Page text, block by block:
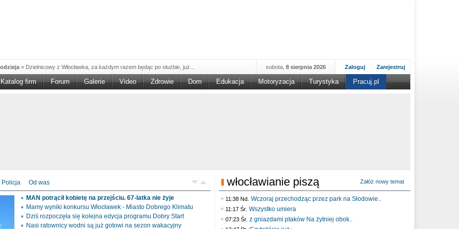
» Dzielnicowy z Włocławka, za każdym razem będąc po służbie, już...
w NGO'»Ruszył nabór w konkursie „Wsparcie Organizacji Wolontariatu w NGO –
» Od czerwca rozpoczął się nowy okres świadczeniowy 800 plus, który
» Policjanci ruchu drogowego przeprowadzili na drogach Włocławka i
Zaloguj Zarejestruj
sobota, 8 sierpnia 2026
Katalog firm Forum Galerie Video Zdrowie Dom Edukacja Motoryzacja Turystyka Pracuj.pl
Policja Od was
MAN potrącił kobietę na przejściu. 67-latka nie żyje
Mamy wyniki konkursu Włocławek - Miasto Dobrego Klimatu
Dziś rozpoczęła się kolejna edycja programu Dobry Start
Nasi ratownicy wodni są już gotowi na sezon wakacyjny
włocławianie piszą Załóż nowy temat
11:38 Nd. Wczoraj przechodząc przez park na Słodowie..
11:17 Śr. Wszystko umiera
07:23 Śr. z gniazdami ptaków Na żytniej obok..